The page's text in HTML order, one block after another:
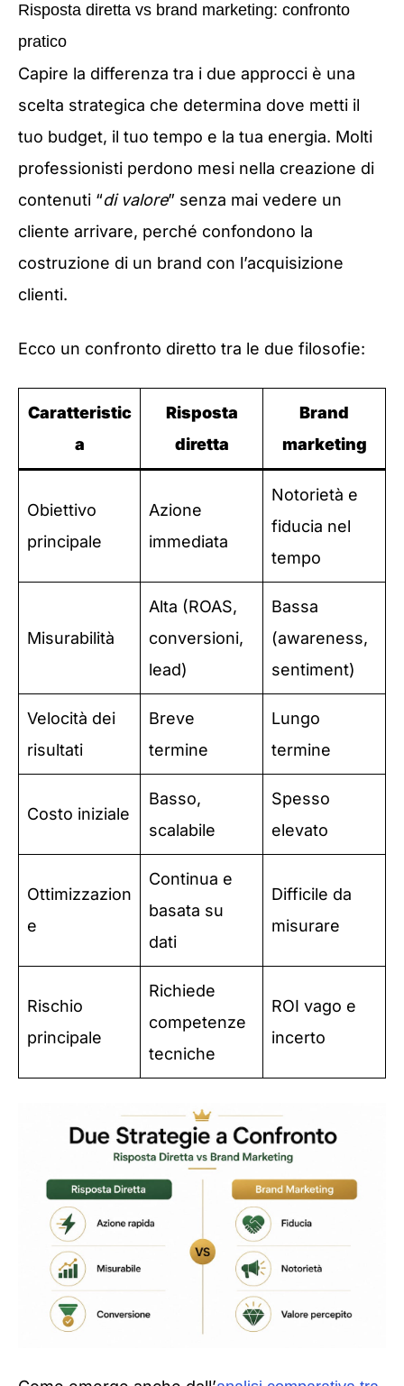
Risposta diretta vs brand marketing: confronto
pratico
Capire la differenza tra i due approcci è una
scelta strategica che determina dove metti il
tuo budget, il tuo tempo e la tua energia. Molti
professionisti perdono mesi nella creazione di
contenuti “di valore” senza mai vedere un
cliente arrivare, perché confondono la
costruzione di un brand con l’acquisizione
clienti.
Ecco un confronto diretto tra le due filosofie:
Caratteristic
a
Risposta
diretta
Brand
marketing
Obiettivo
principale
Azione
immediata
Notorietà e
fiducia nel
tempo
Misurabilità
Alta (ROAS,
conversioni,
lead)
Bassa
(awareness,
sentiment)
Velocità dei
risultati
Breve
termine
Lungo
termine
Costo iniziale
Basso,
scalabile
Spesso
elevato
Ottimizzazion
e
Continua e
basata su
dati
Difficile da
misurare
Rischio
principale
Richiede
competenze
tecniche
ROI vago e
incerto